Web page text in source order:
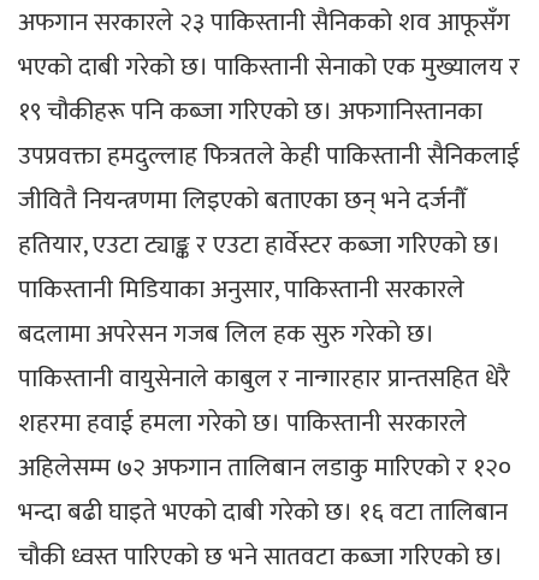
अफगान सरकारले २३ पाकिस्तानी सैनिकको शव आफूसँग
भएको दाबी गरेको छ। पाकिस्तानी सेनाको एक मुख्यालय र
१९ चौकीहरू पनि कब्जा गरिएको छ। अफगानिस्तानका
उपप्रवक्ता हमदुल्लाह फित्रतले केही पाकिस्तानी सैनिकलाई
जीवितै नियन्त्रणमा लिइएको बताएका छन् भने दर्जनौँ
हतियार, एउटा ट्याङ्क र एउटा हार्वेस्टर कब्जा गरिएको छ।
पाकिस्तानी मिडियाका अनुसार, पाकिस्तानी सरकारले
बदलामा अपरेसन गजब लिल हक सुरु गरेको छ।
पाकिस्तानी वायुसेनाले काबुल र नान्गारहार प्रान्तसहित धेरै
शहरमा हवाई हमला गरेको छ। पाकिस्तानी सरकारले
अहिलेसम्म ७२ अफगान तालिबान लडाकु मारिएको र १२०
भन्दा बढी घाइते भएको दाबी गरेको छ। १६ वटा तालिबान
चौकी ध्वस्त पारिएको छ भने सातवटा कब्जा गरिएको छ।